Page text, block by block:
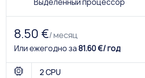
8.50 €/ месяц
Или ежегодно за81.60 €/ год
2 CPU